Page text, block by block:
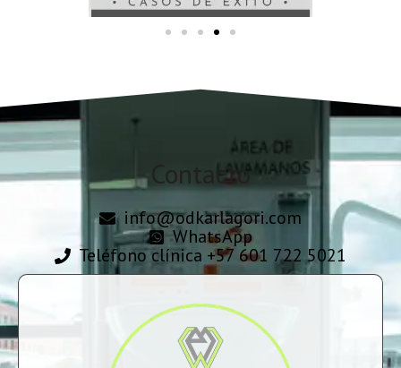
Contacto
info@odkarlagori.com
WhatsApp
Teléfono clínica +57 601 722 5021